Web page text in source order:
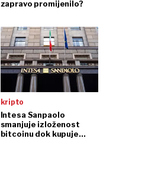
zapravo promijenilo?
kripto
Intesa Sanpaolo
smanjuje izloženost
bitcoinu dok kupuje